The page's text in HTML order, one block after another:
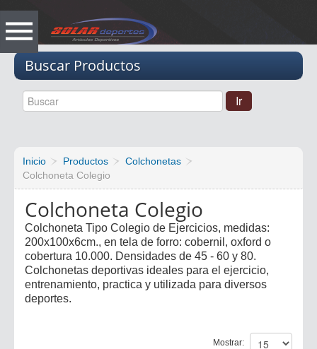
Buscar Productos
Inicio Productos
Colchonetas
Colchoneta Colegio
Colchoneta Colegio
Colchoneta Tipo Colegio de Ejercicios, medidas:
200x100x6cm., en tela de forro: cobernil, oxford o
cobertura 10.000. Densidades de 45 - 60 y 80.
Colchonetas deportivas ideales para el ejercicio,
entrenamiento, practica y utilizada para diversos
deportes.
Mostrar: